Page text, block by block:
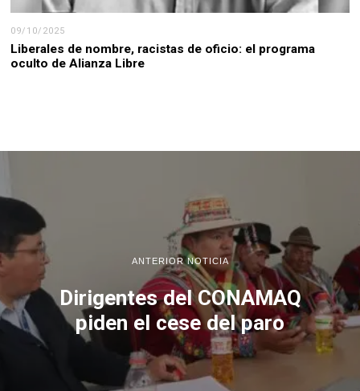
09/10/2025
Liberales de nombre, racistas de oficio: el programa
oculto de Alianza Libre
ANTERIOR NOTICIA
Dirigentes del CONAMAQ
piden el cese del paro